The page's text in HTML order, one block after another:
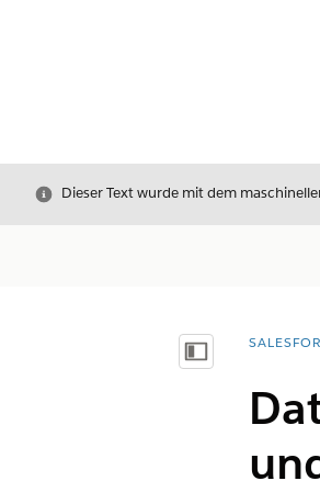
Schließen
Dieser Text wurde mit dem
Inhalt anzeigen
Sie